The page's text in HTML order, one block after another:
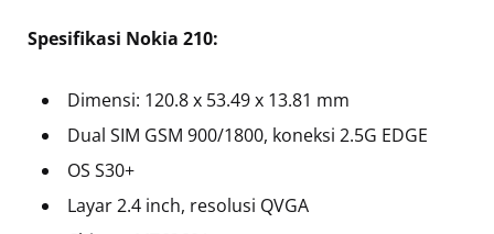
Spesifikasi Nokia 210:
Dimensi: 120.8 x 53.49 x 13.81 mm
Dual SIM GSM 900/1800, koneksi 2.5G EDGE
OS S30+
Layar 2.4 inch, resolusi QVGA